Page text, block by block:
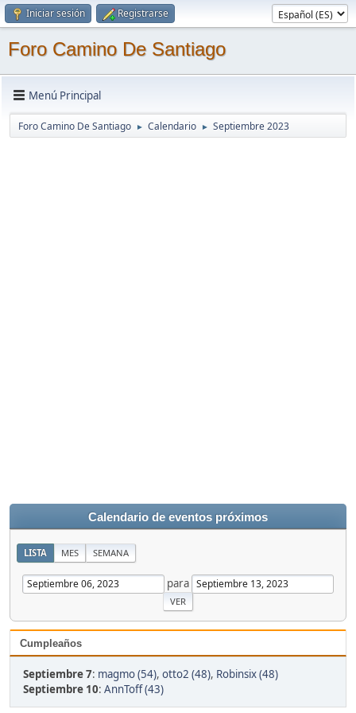
Iniciar sesión Registrarse
Foro Camino De Santiago
Menú Principal
Foro Camino De Santiago ► Calendario ► Septiembre 2023
Calendario de eventos próximos
LISTA MES SEMANA
para
Cumpleaños
Septiembre 7: magmo (54), otto2 (48), Robinsix (48)
Septiembre 10: AnnToff (43)